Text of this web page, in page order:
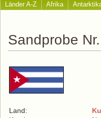
Länder A-Z Afrika
Sandprobe
Land: